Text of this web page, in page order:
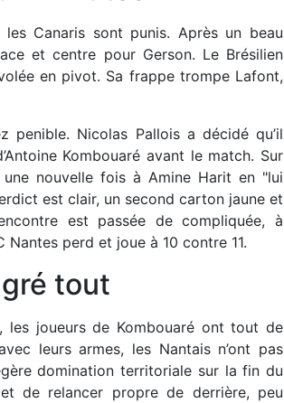
Canaris sont punis. Après un beau
et centre pour Gerson. Le Brésilien
en pivot. Sa frappe trompe Lafont,
penible. Nicolas Pallois a décidé qu’il
Kombouaré avant le match. Sur
une nouvelle fois à Amine Harit en "lui
est clair, un second carton jaune et
est passée de compliquée, à
Nantes perd et joue à 10 contre 11.
tout
les joueurs de Kombouaré ont tout de
leurs armes, les Nantais n’ont pas
domination territoriale sur la fin du
et de relancer propre de derrière, peu